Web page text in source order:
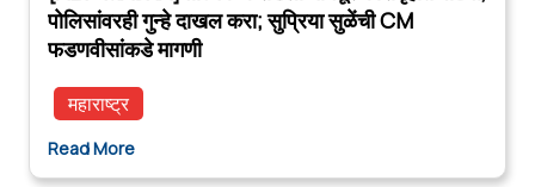
पोलिसांवरही गुन्हे दाखल करा; सुप्रिया सुळेंची CM
फडणवीसांकडे मागणी
महाराष्ट्र
Read More